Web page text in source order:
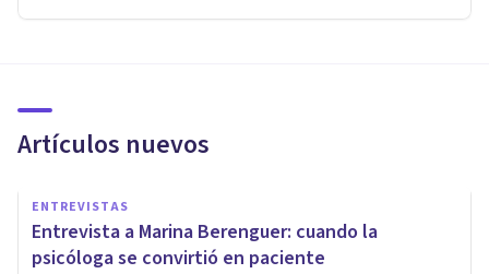
Artículos nuevos
ENTREVISTAS
Entrevista a Marina Berenguer: cuando la
psicóloga se convirtió en paciente